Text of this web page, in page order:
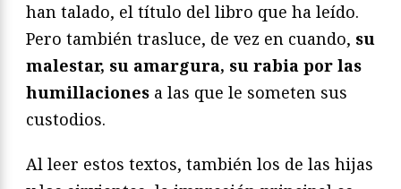
han talado, el título del libro que ha leído.
Pero también trasluce, de vez en cuando, su
malestar, su amargura, su rabia por las
humillaciones a las que le someten sus
custodios.
Al leer estos textos, también los de las hijas